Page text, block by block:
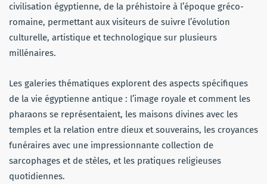
civilisation égyptienne, de la préhistoire à l’époque gréco-
romaine, permettant aux visiteurs de suivre l’évolution
culturelle, artistique et technologique sur plusieurs
millénaires.
Les galeries thématiques explorent des aspects spécifiques
de la vie égyptienne antique : l’image royale et comment les
pharaons se représentaient, les maisons divines avec les
temples et la relation entre dieux et souverains, les croyances
funéraires avec une impressionnante collection de
sarcophages et de stèles, et les pratiques religieuses
quotidiennes.